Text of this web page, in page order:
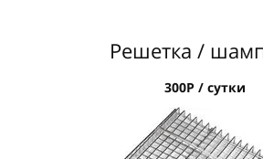
Решетка /
300Р / сутки